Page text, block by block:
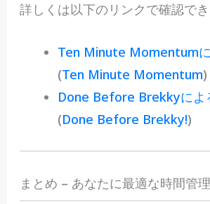
詳しくは以下のリンクで確認でき
Ten Minute Momentum
(Ten Minute Momentum)
Done Before Brekkyによ
(Done Before Brekky!)
まとめ – あなたに最適な時間管